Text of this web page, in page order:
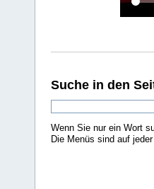
Suche in den
Wenn Sie nur ein Wort
Die Menüs sind auf